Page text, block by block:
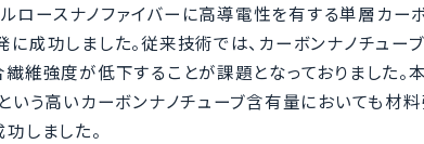
ロースナノファイバーに高導電性を有する単層カー
成功しました。従来技術では、カーボンナノチューブ
維強度が低下することが課題となっておりました。
う高いカーボンナノチューブ含有量においても材
しました。